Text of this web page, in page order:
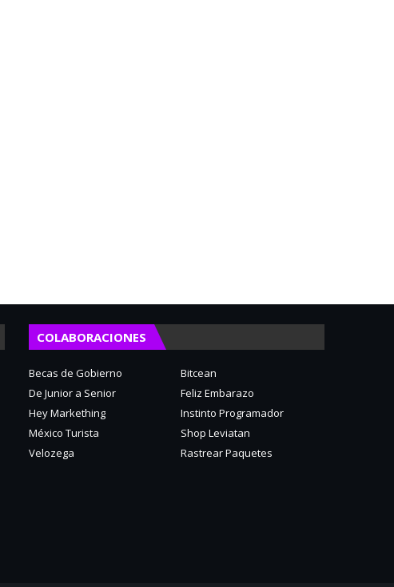
COLABORACIONES
Becas de Gobierno
Bitcean
De Junior a Senior
Feliz Embarazo
Hey Markething
Instinto Programador
México Turista
Shop Leviatan
Velozega
Rastrear Paquetes